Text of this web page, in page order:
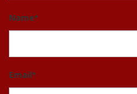
Name*
Email*